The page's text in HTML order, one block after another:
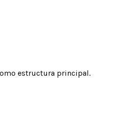
estructura principal.